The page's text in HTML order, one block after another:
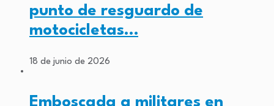
punto de resguardo de
motocicletas…
18 de junio de 2026
Emboscada a militares en